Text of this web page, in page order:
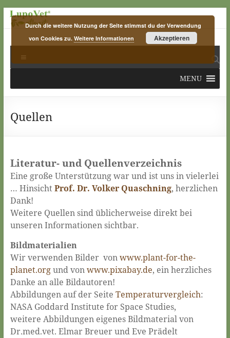
Skip
LupoVet
pflanzt
plants
planet
MENU
Quellen
Literatur- und Quellenverzeichnis
Eine große Unterstützung war und ist uns in vielerlei
… HinsichtProf. Dr. Volker Quaschning, herzlichen
Dank!
Weitere Quellen sind üblicherweise direkt bei
unseren Informationen sichtbar.
Bildmaterialien
Wir verwenden Bilder vonwww.plant-for-the-
planet.orgund vonwww.pixabay.de, ein herzliches
Danke an alle Bildautoren!
Abbildungen auf der Seite Temperaturvergleich:
NASA Goddard Institute for Space Studies,
weitere Abbildungen eigenes Bildmaterial von
Dr.med.vet. Elmar Breuer und Eve Prädelt
Durch die weitere Nutzung der Seite stimmst du der Verwendung
von Cookies zu.Weitere Informationen Akzeptieren